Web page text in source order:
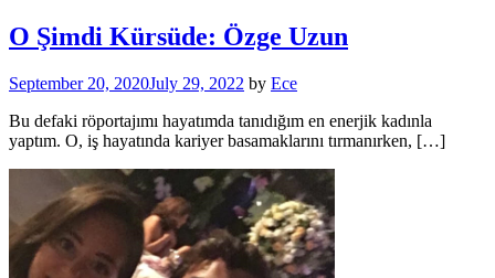
O Şimdi Kürsüde: Özge Uzun
September 20, 2020July 29, 2022 by Ece
Bu defaki röportajımı hayatımda tanıdığım en enerjik kadınla
yaptım. O, iş hayatında kariyer basamaklarını tırmanırken, […]